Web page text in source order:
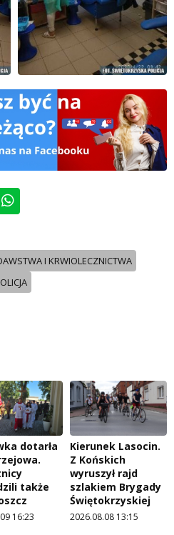
I KRWIOLECZNICTWA
dotarła
także
16:23
Kierunek Lasocin.
Z Końskich
wyruszył rajd
szlakiem Brygady
Świętokrzyskiej
2026.08.08 13:15